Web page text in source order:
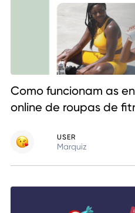
Como funcionam as
online de roupas de
USER
Marquiz